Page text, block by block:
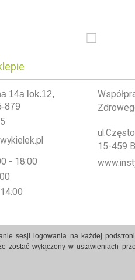
sesji logowania na każdej
zostać wyłączony w ustawieniach
14a lok.12,
879
- 18:00
15-459